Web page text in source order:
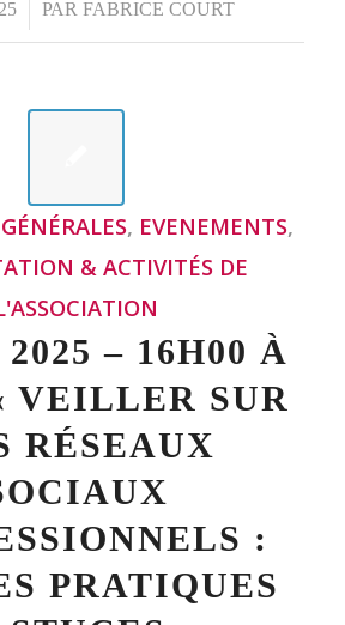
– 16H00 À
RÉSEAUX
:
PRATIQUES
» –
ANIMÉE
Juriconnexion est
vous convier à son